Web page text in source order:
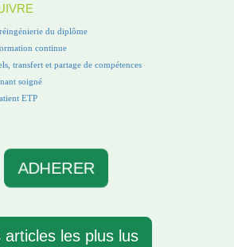
du diplôme
continue
transfert et partage de compétences
soigné
ETP
ADHERER
articles les plus lus